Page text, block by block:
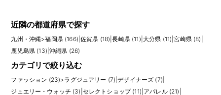
近隣の都道府県で探す
九州・沖縄>福岡県 (166) |佐賀県 (18) |長崎県 (11) 大分県 (11) |宮崎県 (8)
鹿児島県 (13) |沖縄県 (26)
カテゴリで絞り込む
ファッション (23)>ラグジュアリー (7) |デザイナーズ (7)
ジュエリー・ウォッチ (3) セレクトショップ (11) アパレル (21)